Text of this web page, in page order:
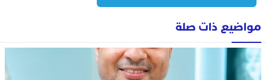
مواضيع ذات صلة